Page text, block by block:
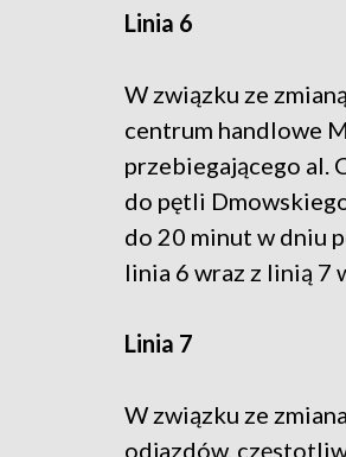
Linia 6
W związku ze
centrum handlowe
przebiegającego al.
do pętli
do 20 minut w dniu
linia 6 wraz z linią 7
Linia 7
W związku ze
odjazdów,